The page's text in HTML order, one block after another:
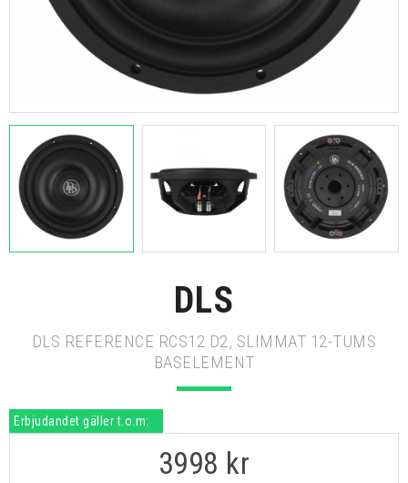
DLS
DLS REFERENCE RCS12.D2, SLIMMAT 12-TUMS
BASELEMENT
Erbjudandet gäller t.o.m:
3998 kr